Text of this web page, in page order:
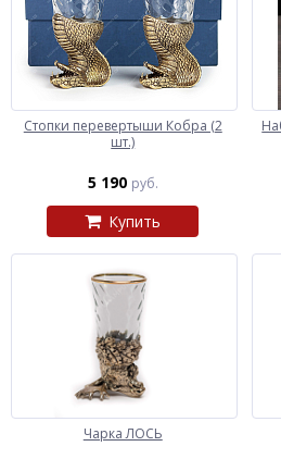
Стопки перевертыши Кобра (2
шт.)
5 190 руб.
Купить
Чарка ЛОСЬ